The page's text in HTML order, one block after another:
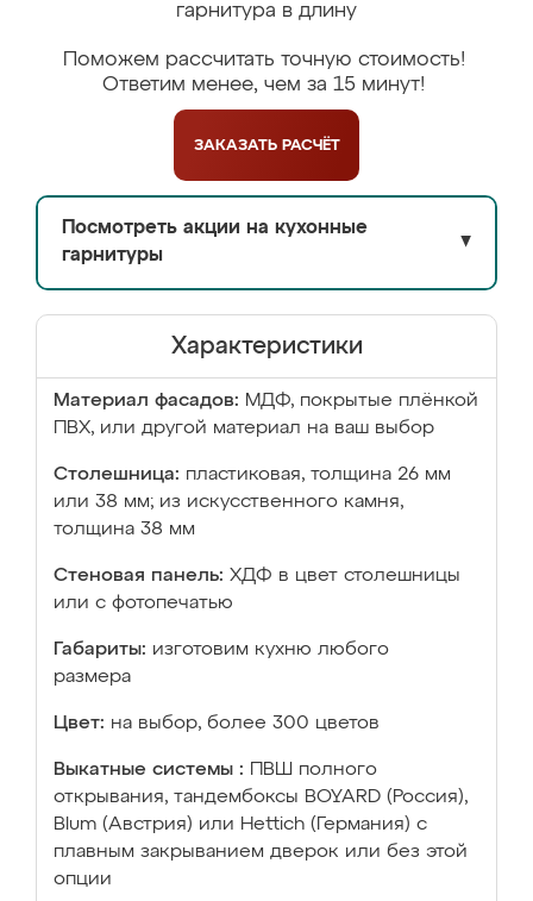
гарнитура в длину
Поможем рассчитать точную стоимость!
Ответим менее, чем за 15 минут!
ЗАКАЗАТЬ РАСЧЁТ
Посмотреть акции на кухонные
гарнитуры
▼
Характеристики
Материал фасадов: МДФ, покрытые плёнкой
ПВХ, или другой материал на ваш выбор
Столешница: пластиковая, толщина 26 мм
или 38 мм; из искусственного камня,
толщина 38 мм
Стеновая панель: ХДФ в цвет столешницы
или с фотопечатью
Габариты: изготовим кухню любого
размера
Цвет: на выбор, более 300 цветов
Выкатные системы :
ПВШ полного
открывания, тандембоксы BOYARD (Россия),
Blum (Австрия) или Hettich (Германия) с
плавным закрыванием дверок или без этой
опции